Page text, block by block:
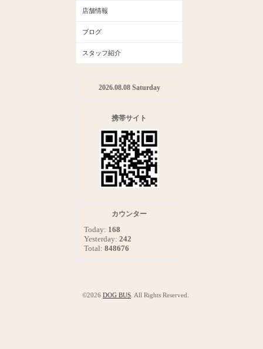
店舗情報
ブログ
スタッフ紹介
2026.08.08 Saturday
携帯サイト
カウンター
Today: 168
Yesterday: 242
Total: 848676
©2026 DOG BUS . All Rights Reserved.